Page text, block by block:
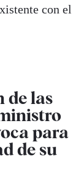
con el
de las
para
de su